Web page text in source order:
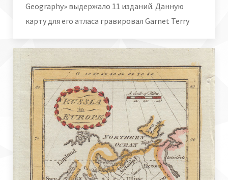
Geography» выдержало 11 изданий. Данную
карту для его атласа гравировал Garnet Terry